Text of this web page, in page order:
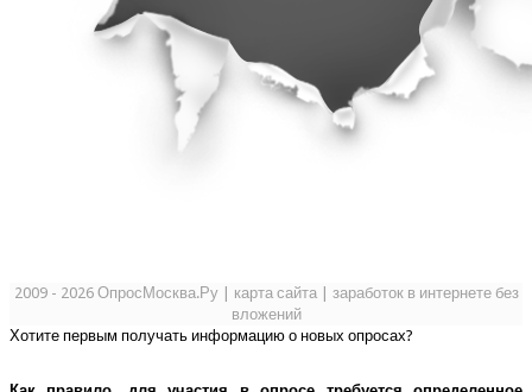
2009 - 2026 ОпросМосква.Ру| карта сайта| заработок в интернете без
вложений
Хотите первым получать информацию о новых опросах?